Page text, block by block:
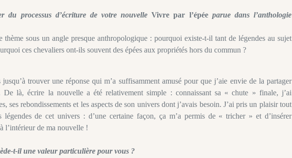
du processus d’écriture de votre nouvelleVivre par l’épéeparue dans l’anthologie
thème sous un angle presque anthropologique : pourquoi existe-t-il tant de légendes au sujet
ces chevaliers ont-ils souvent des épées aux propriétés hors du commun ?
jusqu’à trouver une réponse qui m’a suffisamment amusé pour que j’aie envie de la partager
De là, écrire la nouvelle a été relativement simple : connaissant sa « chute » finale, j’ai
ses rebondissements et les aspects de son univers dont j’avais besoin. J’ai pris un plaisir tout
légendes de cet univers : d’une certaine façon, ça m’a permis de « tricher » et d’insérer
l’intérieur de ma nouvelle !
t-il une valeur particulière pour vous ?